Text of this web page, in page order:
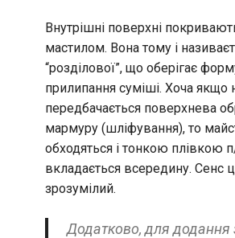
Внутрішні поверхні
мастилом. Вона тому і
“розділової”, що оберігає
прилипання суміші. Хоча якщо
передбачається поверхнева
мармуру (шліфування), то
обходяться і тонкою плівкою
вкладається всередину. Сенс
зрозумілий.
Додатково, для додання